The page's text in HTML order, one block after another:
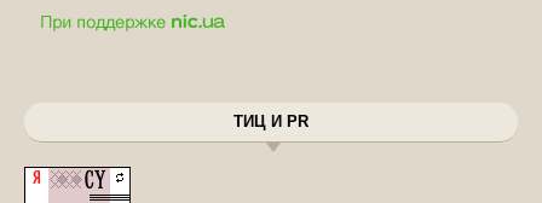
ТИЦ И PR